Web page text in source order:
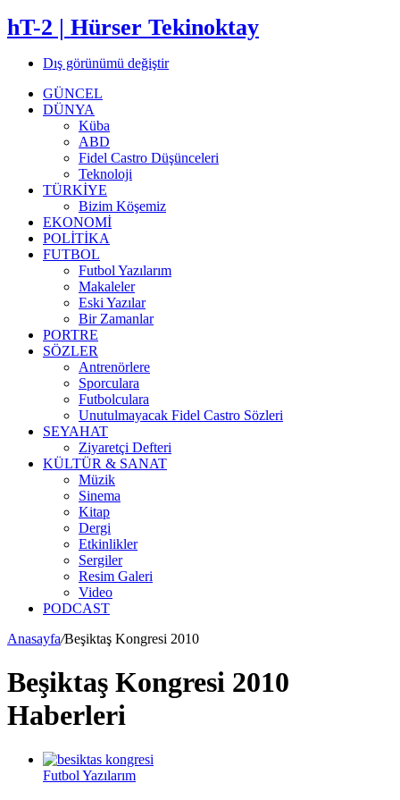
hT-2 | Hürser Tekinoktay
Dış görünümü değiştir
GÜNCEL
DÜNYA
Küba
ABD
Fidel Castro Düşünceleri
Teknoloji
TÜRKİYE
Bizim Köşemiz
EKONOMİ
POLİTİKA
FUTBOL
Futbol Yazılarım
Makaleler
Eski Yazılar
Bir Zamanlar
PORTRE
SÖZLER
Antrenörlere
Sporculara
Futbolculara
Unutulmayacak Fidel Castro Sözleri
SEYAHAT
Ziyaretçi Defteri
KÜLTÜR & SANAT
Müzik
Sinema
Kitap
Dergi
Etkinlikler
Sergiler
Resim Galeri
Video
PODCAST
Anasayfa/Beşiktaş Kongresi 2010
Beşiktaş Kongresi 2010
Haberleri
Futbol Yazılarım